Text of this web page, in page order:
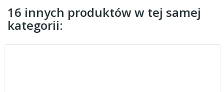
16 innych produktów w tej samej
kategorii: